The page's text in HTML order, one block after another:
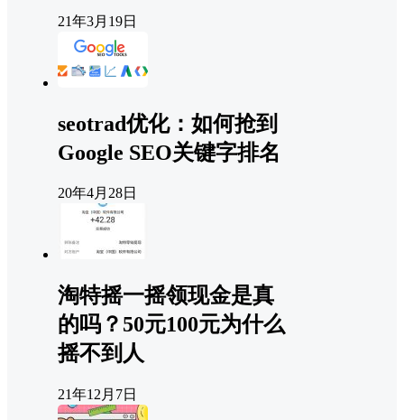
21年3月19日
seotrad优化：如何抢到
Google SEO关键字排名
20年4月28日
淘特摇一摇领现金是真
的吗？50元100元为什么
摇不到人
21年12月7日